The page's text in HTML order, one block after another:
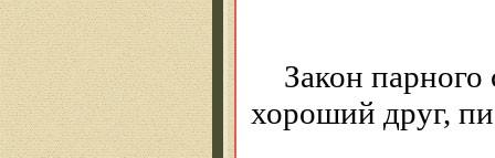
Закон
хороший друг,